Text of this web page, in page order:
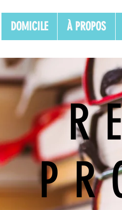
DOMICILE À PROPOS